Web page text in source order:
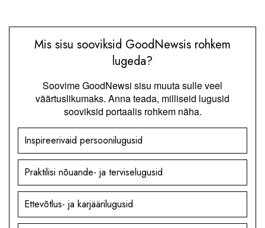
Mis sisu sooviksid GoodNewsis rohkem
lugeda?
Soovime GoodNewsi sisu muuta sulle veel
väärtuslikumaks. Anna teada, milliseid lugusid
sooviksid portaalis rohkem näha.
Inspireerivaid persoonilugusid
Praktilisi nõuande- ja terviselugusid
Ettevõtlus- ja karjäärilugusid